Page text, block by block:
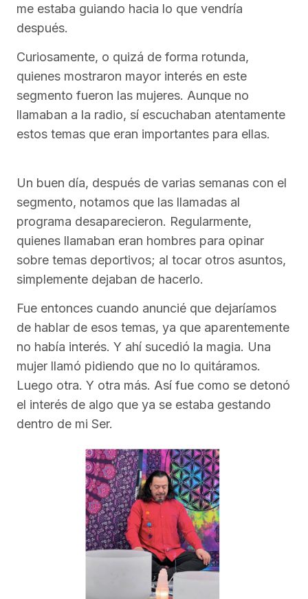
me estaba guiando hacia lo que vendría
después.
Curiosamente, o quizá de forma rotunda,
quienes mostraron mayor interés en este
segmento fueron las mujeres. Aunque no
llamaban a la radio, sí escuchaban atentamente
estos temas que eran importantes para ellas.
Un buen día, después de varias semanas con el
segmento, notamos que las llamadas al
programa desaparecieron. Regularmente,
quienes llamaban eran hombres para opinar
sobre temas deportivos; al tocar otros asuntos,
simplemente dejaban de hacerlo.
Fue entonces cuando anuncié que dejaríamos
de hablar de esos temas, ya que aparentemente
no había interés. Y ahí sucedió la magia. Una
mujer llamó pidiendo que no lo quitáramos.
Luego otra. Y otra más. Así fue como se detonó
el interés de algo que ya se estaba gestando
dentro de mi Ser.